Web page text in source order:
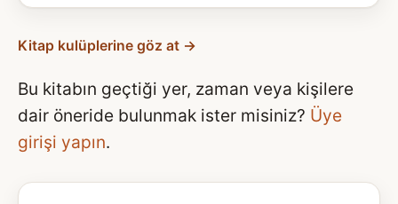
Kitap kulüplerine göz at →
Bu kitabın geçtiği yer, zaman veya kişilere
dair öneride bulunmak ister misiniz? Üye
girişi yapın.